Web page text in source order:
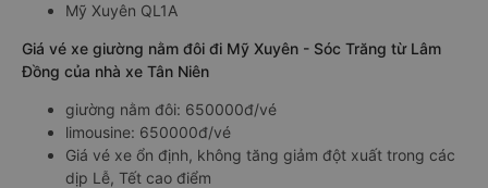
Mỹ Xuyên QL1A
Giá vé xe giường nằm đôi đi Mỹ Xuyên - Sóc Trăng từ Lâm
Đồng của nhà xe Tân Niên
giường nằm đôi: 650000đ/vé
limousine: 650000đ/vé
Giá vé xe ổn định, không tăng giảm đột xuất trong các
dịp Lễ, Tết cao điểm